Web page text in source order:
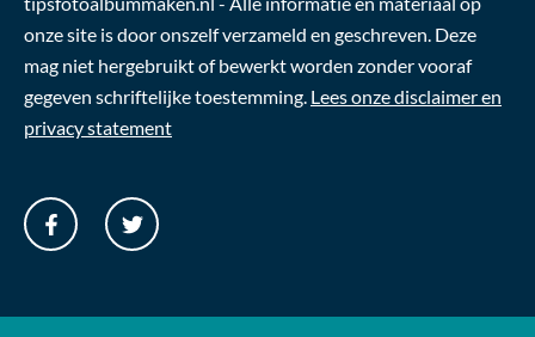
onze site is door onszelf verzameld en geschreven. Deze
mag niet hergebruikt of bewerkt worden zonder vooraf
gegeven schriftelijke toestemming. Lees onze disclaimer en
privacy statement